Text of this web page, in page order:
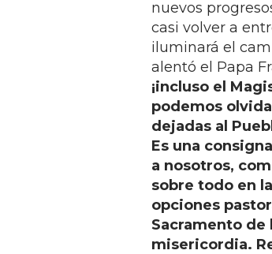
nuevos
casi volver a
iluminará el
alentó el Papa
¡incluso el
podemos
dejadas al
Es una
a nosotros,
sobre todo en
opciones
Sacramento de
misericordia.